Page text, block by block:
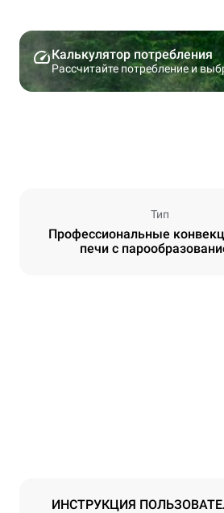
Калькулятор потребления
Рассчитайте потребление и
Тип
Профессиональные
печи с
ИНСТРУКЦИЯ